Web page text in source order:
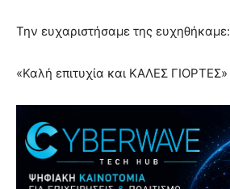
Την ευχαριστήσαμε της ευχηθήκαμε:
«Καλή επιτυχία και ΚΑΛΕΣ ΓΙΟΡΤΕΣ»